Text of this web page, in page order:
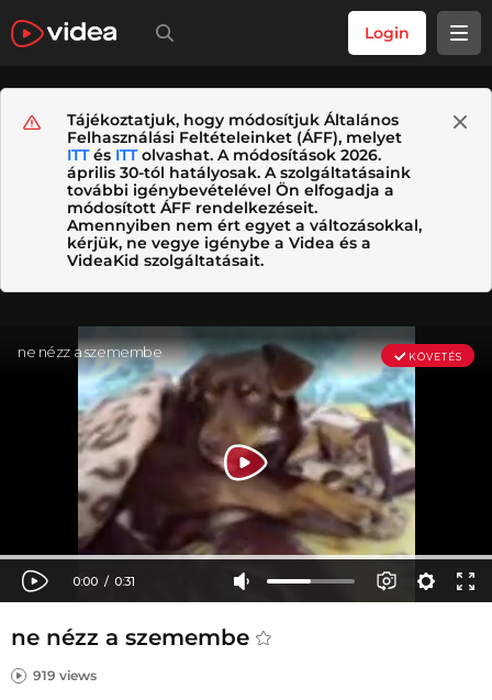
Login
Tájékoztatjuk, hogy módosítjuk Általános
Felhasználási Feltételeinket (ÁFF), melyet
ITTés ITTolvashat. A módosítások 2026.
április 30-tól hatályosak. A szolgáltatásaink
további igénybevételével Ön elfogadja a
módosított ÁFF rendelkezéseit.
Amennyiben nem ért egyet a változásokkal,
kérjük, ne vegye igénybe a Videa és a
VideaKid szolgáltatásait.
ne nézz a szemembe
919 views